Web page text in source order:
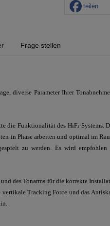
teilen
Frage stellen
diverse Parameter Ihrer
die Funktionalität des HiFi-Systems.
in Phase arbeiten und optimal im
zu werden. Es wird
des Tonarms für die korrekte
Tracking Force und das